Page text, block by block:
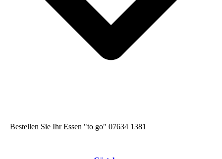
Bestellen Sie Ihr Essen "to go" 07634 1381